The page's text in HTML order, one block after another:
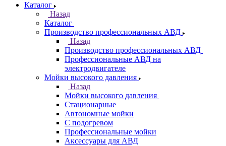
Каталог
Назад
Каталог
Производство профессиональных АВД
Назад
Производство профессиональных АВД
Профессиональные АВД на
электродвигателе
Мойки высокого давления
Назад
Мойки высокого давления
Стационарные
Автономные мойки
С подогревом
Профессиональные мойки
Аксессуары для АВД